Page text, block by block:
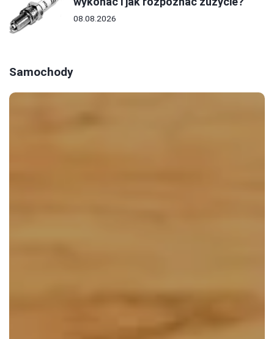
08.08.2026
Samochody